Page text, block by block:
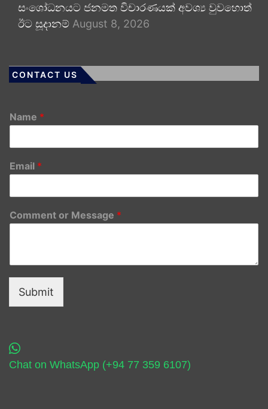
සංශෝධනයට ජනමත විචාරණයක් අවශ්‍ය වුවහොත්
ඊට සූදානම් August 8, 2026
CONTACT US
Name *
Email *
Comment or Message *
Submit
Chat on WhatsApp (+94 77 359 6107)